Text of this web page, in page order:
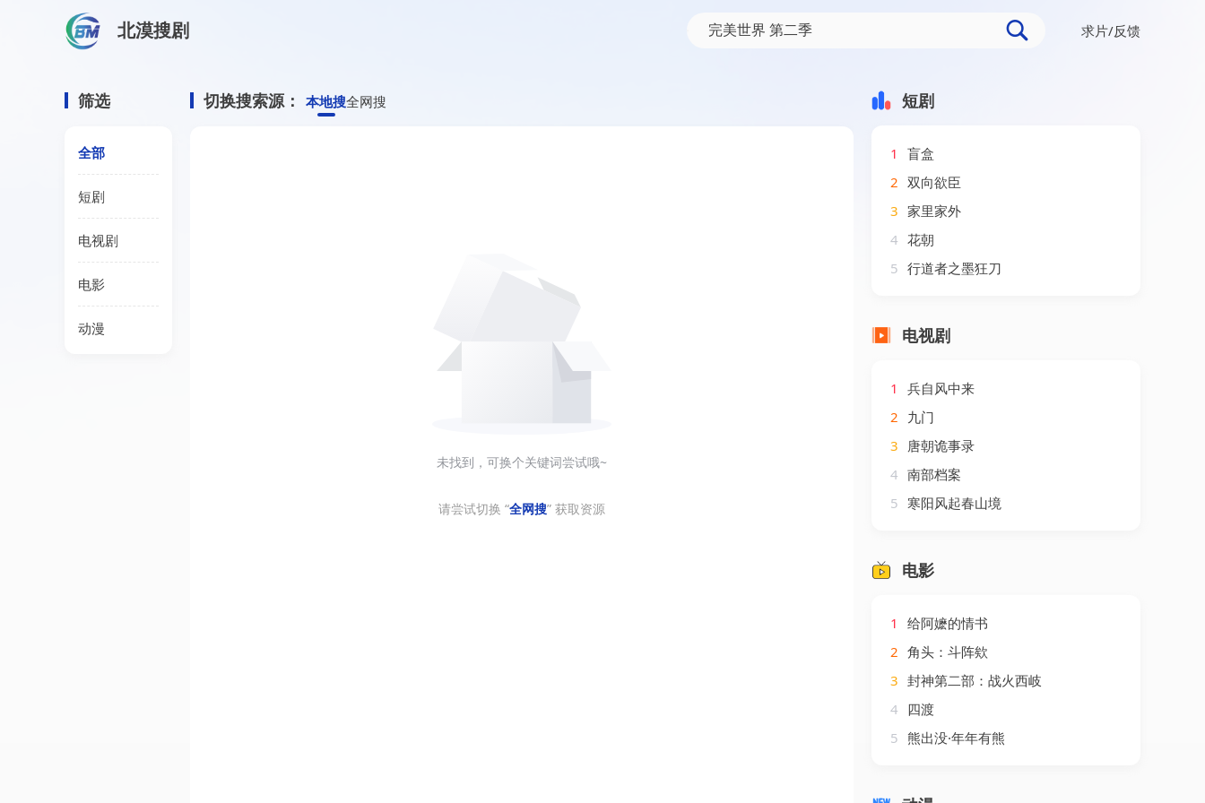
北漠搜剧 求片/反馈
筛选
全部
短剧
电视剧
电影
动漫
切换搜索源： 本地搜全网搜
未找到，可换个关键词尝试哦~
请尝试切换 “全网搜” 获取资源
短剧
1
盲盒
2 双向欲臣
3 家里家外
4 花朝
5 行道者之墨狂刀
电视剧
1
兵自风中来
2 九门
3 唐朝诡事录
4 南部档案
5 寒阳风起春山境
电影
1
给阿嬷的情书
2 角头：斗阵欸
3 封神第二部：战火西岐
4 四渡
5 熊出没·年年有熊